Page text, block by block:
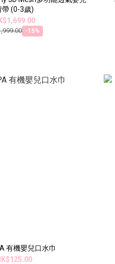
帶 (0-3歲)
-15%
有機嬰兒口水巾